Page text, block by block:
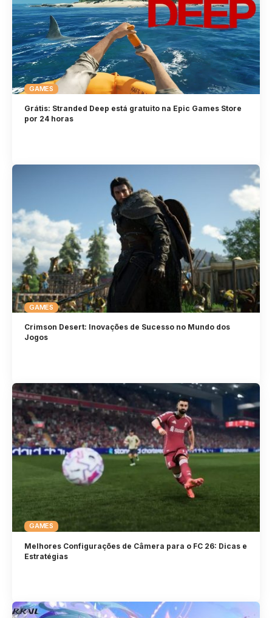
GAMES
Grátis: Stranded Deep está gratuito na Epic Games Store
por 24 horas
GAMES
Crimson Desert: Inovações de Sucesso no Mundo dos
Jogos
GAMES
Melhores Configurações de Câmera para o FC 26: Dicas e
Estratégias